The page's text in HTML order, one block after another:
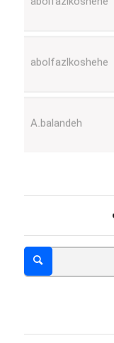
Jafar Tym
aghajari vahid